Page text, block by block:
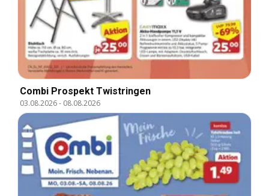
Combi Prospekt Twistringen
03.08.2026- 08.08.2026